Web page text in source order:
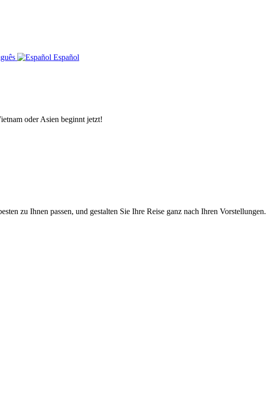
Español
oder Asien beginnt jetzt!
zu Ihnen passen, und gestalten Sie Ihre Reise ganz nach Ihren Vorstellungen.